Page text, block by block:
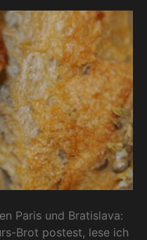
Paris und Bratislava:
Brot postest, lese ich